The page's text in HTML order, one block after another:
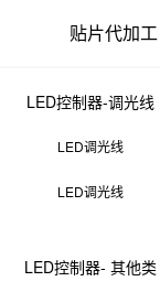
LED控制器-调光线
LED调光线
LED调光线
LED控制器- 其他类
贴片代加工